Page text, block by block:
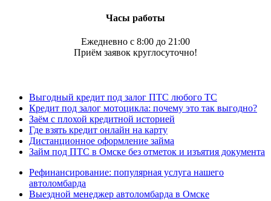
Часы работы
Ежедневно с 8:00 до 21:00
Приём заявок круглосуточно!
Выгодный кредит под залог ПТС любого ТС
Кредит под залог мотоцикла: почему это так выгодно?
Заём с плохой кредитной историей
Где взять кредит онлайн на карту
Дистанционное оформление займа
Займ под ПТС в Омске без отметок и изъятия документа
Рефинансирование: популярная услуга нашего
автоломбарда
Выездной менеджер автоломбарда в Омске